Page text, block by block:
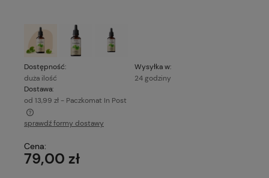
Dostępność:
duża ilość
Wysyłka w:
24 godziny
Dostawa:
od 13,99 zł - Paczkomat In Post
Cena nie zawiera ewentualnych kosztów płatności
sprawdź formy dostawy
Cena:
79,00 zł